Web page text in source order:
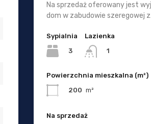
Na sprzedaż oferowany jest
dom w zabudowie szeregowej
Sypialnia
3
Lazienka
1
Powierzchnia mieszkalna (m²)
200 m²
Na sprzedaż